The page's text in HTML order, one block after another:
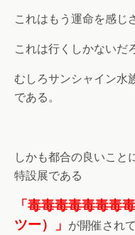
これはもう運命を感じ
これは行くしかないだ
むしろサンシャイン水
である。
しかも都合の良いこと
特設展である
「毒毒毒毒毒毒毒
ツー）」 が開催されて